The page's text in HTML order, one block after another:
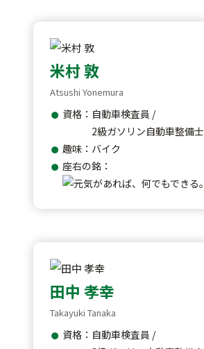
米村 敦
Atsushi Yonemura
資格：自動車検査員 /
2級ガソリン自動車整備士
趣味：バイク
座右の銘：
田中 孝幸
Takayuki Tanaka
資格：自動車検査員 /